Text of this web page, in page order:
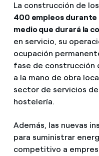
La construcción de
400 empleos durante
medio que durará la
en servicio, su
ocupación
fase de construcción
a la mano de obra
sector de servicios
hostelería.
Además, las nuevas
para suministrar
competitivo a